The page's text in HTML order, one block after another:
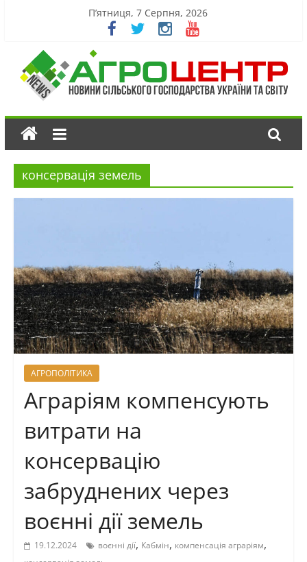
П’ятниця, 7 Серпня, 2026
консервація земель
АГРОПОЛІТИКА
Аграріям компенсують
витрати на
консервацію
забруднених через
воєнні дії земель
19.12.2024 воєнні дії, Кабмін, компенсація аграріям,